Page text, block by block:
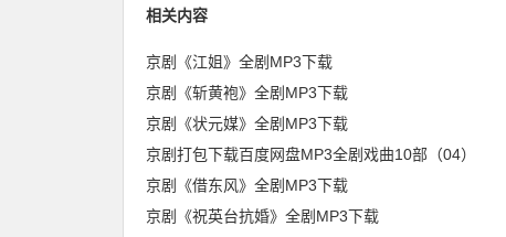
相关内容
京剧《江姐》全剧MP3下载
京剧《斩黄袍》全剧MP3下载
京剧《状元媒》全剧MP3下载
京剧打包下载百度网盘MP3全剧戏曲10部（04）
京剧《借东风》全剧MP3下载
京剧《祝英台抗婚》全剧MP3下载